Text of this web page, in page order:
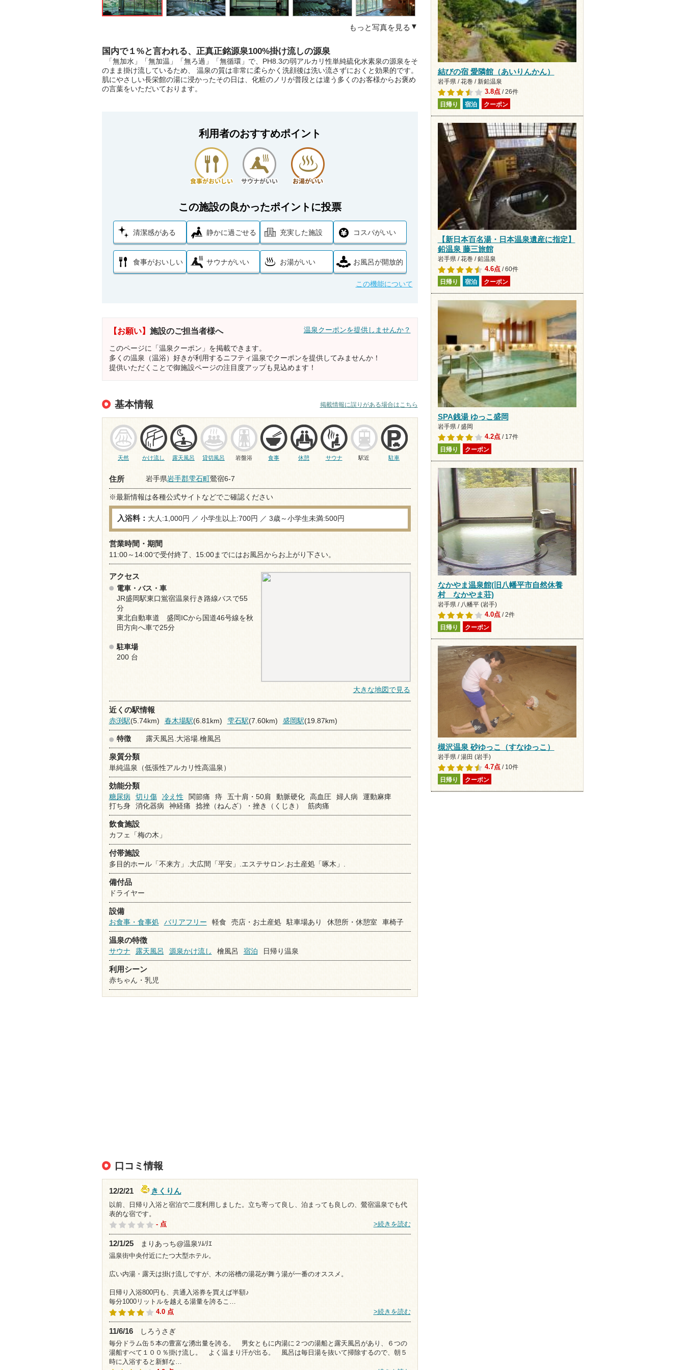
もっと写真を見る
国内で１%と言われる、正真正銘源泉100%掛け流しの源泉
「無加水」「無加温」「無ろ過」「無循環」で、PH8.3の弱アルカリ性単純硫化水素泉の源泉をそ
のまま掛け流しているため、 温泉の質は非常に柔らかく洗顔後は洗い流さずにおくと効果的です。
肌にやさしい長栄館の湯に浸かったその日は、化粧のノリが普段とは違う多くのお客様からお褒め
の言葉をいただいております。
利用者のおすすめポイント
この施設の良かったポイントに投票
清潔感がある 静かに過ごせる 充実した施設 コスパがいい
食事がおいしい サウナがいい お湯がいい お風呂が開放的
この機能について
【お願い】 施設のご担当者様へ 温泉クーポンを提供しませんか？
このページに「温泉クーポン」を掲載できます。
多くの温泉（温浴）好きが利用するニフティ温泉でクーポンを提供してみませんか！
提供いただくことで御施設ページの注目度アップも見込めます！
基本情報 掲載情報に誤りがある場合はこちら
天然 かけ流し 露天風呂 貸切風呂 岩盤浴 食事 休憩 サウナ 駅近 駐車
住所 岩手県岩手郡雫石町鶯宿6-7
※最新情報は各種公式サイトなどでご確認ください
入浴料： 大人:1,000円 ／ 小学生以上:700円 ／ 3歳～小学生未満:500円
営業時間・期間
11:00～14:00で受付終了、15:00までにはお風呂からお上がり下さい。
アクセス
電車・バス・車
JR盛岡駅東口鴬宿温泉行き路線バスで55
分
東北自動車道 盛岡ICから国道46号線を秋
田方向へ車で25分
駐車場
200 台
大きな地図で見る
近くの駅情報
赤渕駅(5.74km) 春木場駅(6.81km) 雫石駅(7.60km) 盛岡駅(19.87km)
特徴 露天風呂.大浴場.檜風呂
泉質分類
単純温泉（低張性アルカリ性高温泉）
効能分類
糖尿病
切り傷 冷え性 関節痛 痔 五十肩・50肩 動脈硬化 高血圧 婦人病
運動麻痺
打ち身
消化器病 神経痛 捻挫（ねんざ）・挫き（くじき） 筋肉痛
飲食施設
カフェ「梅の木」
付帯施設
多目的ホール「不来方」.大広間「平安」.エステサロン.お土産処「啄木」.
備付品
ドライヤー
設備
お食事・食事処
バリアフリー 軽食 売店・お土産処 駐車場あり 休憩所・休憩室 車椅子
温泉の特徴
サウナ
露天風呂 源泉かけ流し 檜風呂 宿泊 日帰り温泉
利用シーン
赤ちゃん・乳児
口コミ情報
12/2/21
きくりん
以前、日帰り入浴と宿泊で二度利用しました。立ち寄って良し、泊まっても良しの、鶯宿温泉でも代
表的な宿です。
- 点
>続きを読む
12/1/25 まりあっち@温泉ｿﾑﾘｴ
温泉街中央付近にたつ大型ホテル。
広い内湯・露天は掛け流しですが、木の浴槽の湯花が舞う湯が一番のオススメ。
日帰り入浴800円も、共通入浴券を買えば半額♪
毎分1000リットルを越える湯量を誇るこ…
4.0 点
>続きを読む
11/6/16 しろうさぎ
毎分ドラム缶５本の豊富な湧出量を誇る。 男女ともに内湯に２つの湯船と露天風呂があり、６つの
湯船すべて１００％掛け流し。 よく温まり汗が出る。 風呂は毎日湯を抜いて掃除するので、朝５
時に入浴すると新鮮な…
結びの宿 愛隣館（あいりんかん）
岩手県 / 花巻 / 新鉛温泉
3.8点/ 26件
日帰り 宿泊 クーポン
【新日本百名湯・日本温泉遺産に指定】
鉛温泉 藤三旅館
岩手県 / 花巻 / 鉛温泉
4.6点/ 60件
日帰り 宿泊 クーポン
SPA銭湯 ゆっこ盛岡
岩手県 / 盛岡
4.2点/ 17件
日帰り クーポン
なかやま温泉館(旧八幡平市自然休養
村 なかやま荘)
岩手県 / 八幡平 (岩手)
4.0点/ 2件
日帰り クーポン
槻沢温泉 砂ゆっこ（すなゆっこ）
岩手県 / 湯田 (岩手)
4.7点/ 10件
日帰り クーポン